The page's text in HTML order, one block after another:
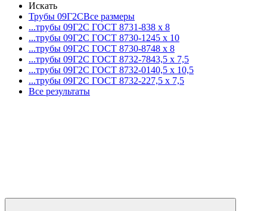
Искать
Трубы 09Г2СВсе размеры
...трубы 09Г2С ГОСТ 8731-838 x 8
...трубы 09Г2С ГОСТ 8730-1245 x 10
...трубы 09Г2С ГОСТ 8730-8748 x 8
...трубы 09Г2С ГОСТ 8732-7843,5 x 7,5
...трубы 09Г2С ГОСТ 8732-0140,5 x 10,5
...трубы 09Г2С ГОСТ 8732-227,5 x 7,5
Все результаты